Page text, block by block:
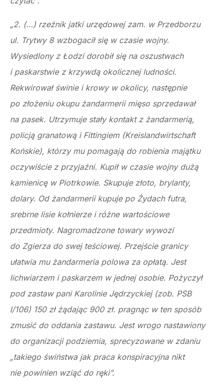
„2. (…) rzeźnik jatki urzędowej zam. w Przedborzu
ul. Trytwy 8 wzbogacił się w czasie wojny.
Wysiedlony z Łodzi dorobił się na oszustwach
i paskarstwie z krzywdą okolicznej ludności.
Rekwirował świnie i krowy w okolicy, następnie
po złożeniu okupu żandarmerii mięso sprzedawał
na pasek. Utrzymuje stały kontakt z żandarmerią,
policją granatową i Fittingiem (Kreislandwirtschaft
Końskie), którzy mu pomagają do robienia majątku
oczywiście z przyjaźni. Kupił w czasie wojny dużą
kamienicę w Piotrkowie. Skupuje złoto, brylanty,
dolary. Od żandarmerii kupuje po Żydach futra,
srebrne lisie kołnierze i różne wartościowe
przedmioty. Nagromadzone towary wywozi
do Zgierza do swej teściowej. Przejście granicy
ułatwia mu żandarmeria polowa za opłatą. Jest
lichwiarzem i paskarzem w jednej osobie. Pożyczył
pod zastaw pani Karolinie Jędrzyckiej (zob. PSB
I/106) 150 zł żądając 900 zł. pragnąc w ten sposób
zmusić do oddania zastawu. Jest wrogo nastawiony
do organizacji podziemia, sprecyzowane w zdaniu
„takiego świństwa jak praca konspiracyjna nikt
nie powinien wziąć do ręki”.